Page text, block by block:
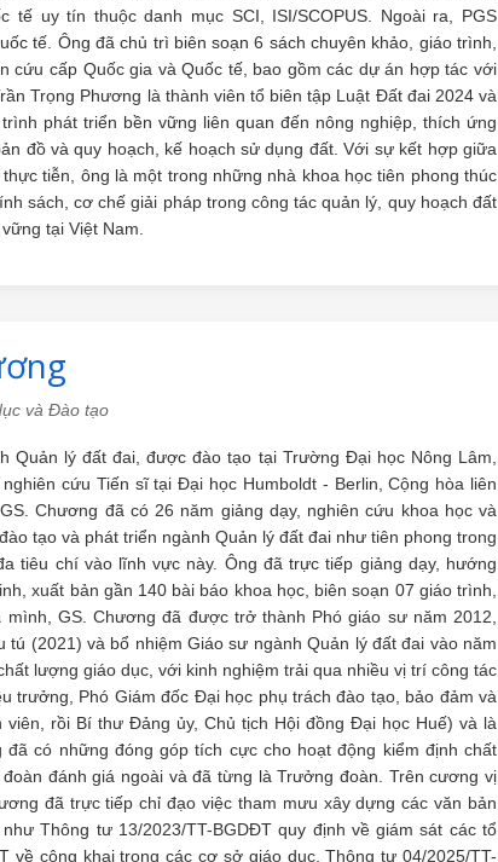
uy tín thuộc danh mục SCI, ISI/SCOPUS. Ngoài ra, PGS
tế. Ông đã chủ trì biên soạn 6 sách chuyên khảo, giáo trình,
cứu cấp Quốc gia và Quốc tế, bao gồm các dự án hợp tác với
Trọng Phương là thành viên tổ biên tập Luật Đất đai 2024 và
phát triển bền vững liên quan đến nông nghiệp, thích ứng
đồ và quy hoạch, kế hoạch sử dụng đất. Với sự kết hợp giữa
tiễn, ông là một trong những nhà khoa học tiên phong thúc
sách, cơ chế giải pháp trong công tác quản lý, quy hoạch đất
tại Việt Nam.
và Đào tạo
Quản lý đất đai, được đào tạo tại Trường Đại học Nông Lâm,
cứu Tiến sĩ tại Đại học Humboldt - Berlin, Cộng hòa liên
Chương đã có 26 năm giảng dạy, nghiên cứu khoa học và
tạo và phát triển ngành Quản lý đất đai như tiên phong trong
tiêu chí vào lĩnh vực này. Ông đã trực tiếp giảng dạy, hướng
xuất bản gần 140 bài báo khoa học, biên soạn 07 giáo trình,
GS. Chương đã được trở thành Phó giáo sư năm 2012,
(2021) và bổ nhiệm Giáo sư ngành Quản lý đất đai vào năm
lượng giáo dục, với kinh nghiệm trải qua nhiều vị trí công tác
trưởng, Phó Giám đốc Đại học phụ trách đào tạo, bảo đảm và
rồi Bí thư Đảng ủy, Chủ tịch Hội đồng Đại học Huế) và là
có những đóng góp tích cực cho hoạt động kiểm định chất
đánh giá ngoài và đã từng là Trưởng đoàn. Trên cương vị
đã trực tiếp chỉ đạo việc tham mưu xây dựng các văn bản
Thông tư 13/2023/TT-BGDĐT quy định về giám sát các tổ
về công khai trong các cơ sở giáo dục, Thông tư 04/2025/TT-